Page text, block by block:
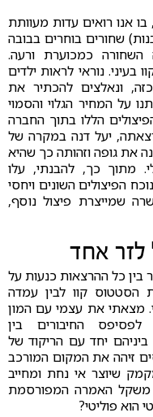
יעל מציגה סרטון בשם The Doll Test, בו אנו רואים עדות מעוותת
שחורים בוחרים בבובה
השחורה כמכוערת ורעה.
בעיני. נוראי לראות ילדים
ונאלצים להכתיר את
על המחיר הגלוי והסמוי
הללו בתוך החברה
יעל דנה במקרה של
את גופה וזהותה כך שהיא
מתוך כך, להבנתי, עלו
הפיצולים השונים ויחסי
שמייצרת פיצול נוסף,
לזר אחד
בין כל ההרצאות כנעות על
הסטטוס קוו לבין עמדה
מצאתי את עצמי עם המון
החיבורים בין
יחד עם הריקוד של
זיהה את המקום המורכב
שיוצר אי נחת ומחייב
משקל האמרה המפורסמת
הוא פוליטי?